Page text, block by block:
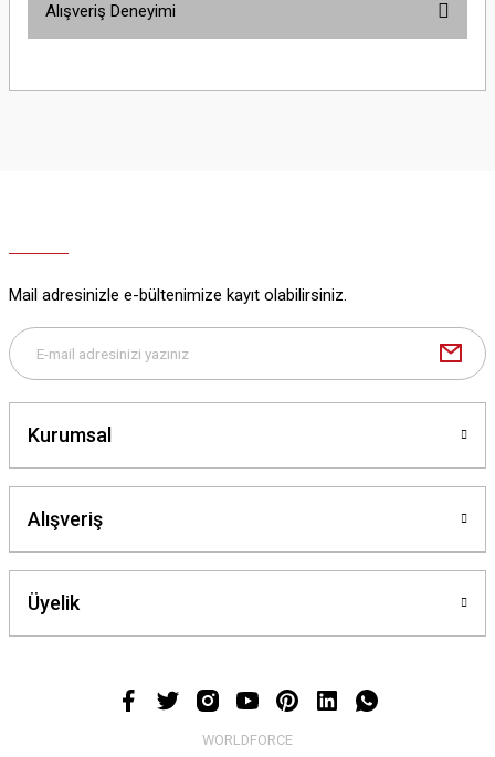
yetersiz gördüğünüz noktaları öneri formunu kullanarak tarafımıza
Gönder
Alışveriş Deneyimi
İyi günler.
Olcay Uğur | 25/12/2024
Deneyimini Paylaş
Mail adresinizle e-bültenimize kayıt olabilirsiniz.
Kurumsal
Alışveriş
Üyelik
WORLDFORCE